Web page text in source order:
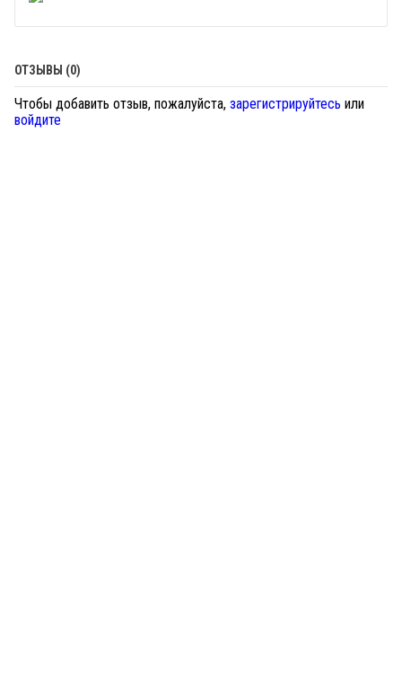
ОТЗЫВЫ (0)
Чтобы добавить отзыв, пожалуйста, зарегистрируйтесь или
войдите